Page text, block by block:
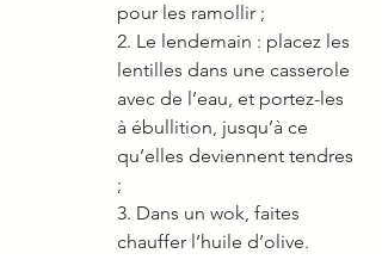
pour les ramollir ;
2. Le lendemain : placez les
lentilles dans une casserole
avec de l’eau, et portez-les
à ébullition, jusqu’à ce
qu’elles deviennent tendres
;
3. Dans un wok, faites
chauffer l’huile d’olive.